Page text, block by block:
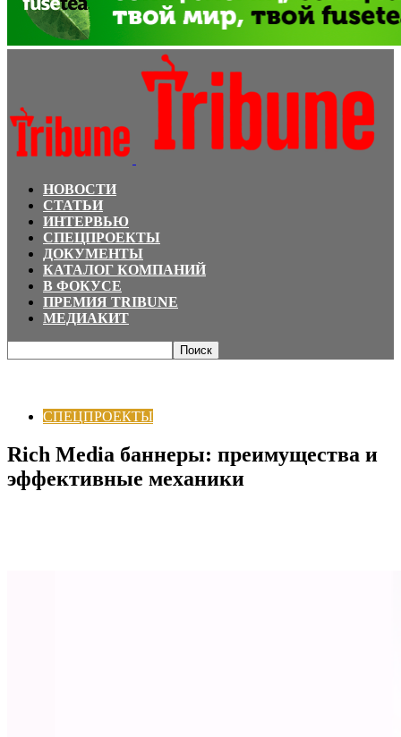
НОВОСТИ
СТАТЬИ
ИНТЕРВЬЮ
СПЕЦПРОЕКТЫ
ДОКУМЕНТЫ
КАТАЛОГ КОМПАНИЙ
В ФОКУСЕ
ПРЕМИЯ TRIBUNE
МЕДИАКИТ
СПЕЦПРОЕКТЫ
Rich Media баннеры: преимущества и
эффективные механики